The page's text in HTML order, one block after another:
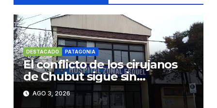
DESTACADO PATAGONIA
El conflicto de los cirujanos
de Chubut sigue sin
resolverse
AGO 3, 2026